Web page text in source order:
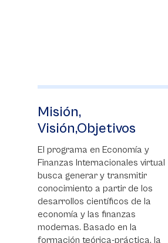
programa en Economía y
Internacionales virtual
generar y transmitir
a partir de los
científicos de la
y las finanzas
Basado en la
teórica-práctica, la